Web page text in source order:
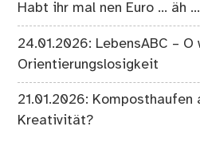
Habt ihr mal nen Euro … äh
24.01.2026: LebensABC – O
Orientierungslosigkeit
21.01.2026: Komposthaufen
Kreativität?